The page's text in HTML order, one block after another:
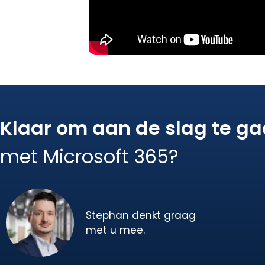
Klaar om aan de slag te
met Microsoft 365?
Stephan denkt graag
met u mee.